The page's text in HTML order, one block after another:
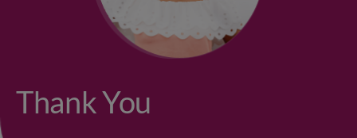
Thank You